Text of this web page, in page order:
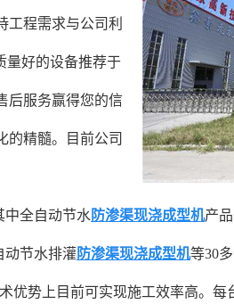
工程需求与公司利
量好的设备推荐于
后服务赢得您的信
的精髓。目前公司
全自动节水 防渗渠现浇成型机产
动节水排灌 防渗渠现浇成型机等30
优势上目前可实现施工效率高。